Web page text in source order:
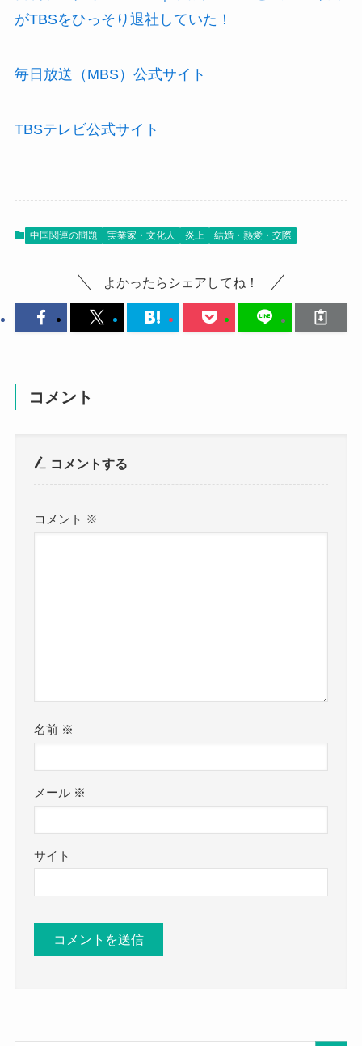
がTBSをひっそり退社していた！
毎日放送（MBS）公式サイト
TBSテレビ公式サイト
中国関連の問題 実業家・文化人 炎上 結婚・熱愛・交際
よかったらシェアしてね！
コメント
コメントする
コメント ※
名前 ※
メール ※
サイト